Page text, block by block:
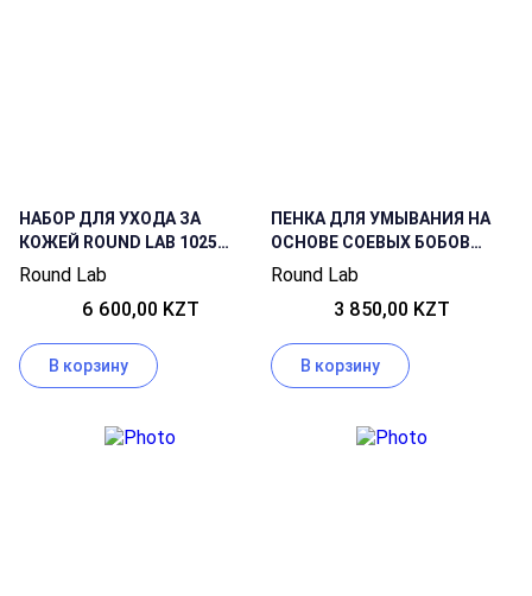
НАБОР ДЛЯ УХОДА ЗА
КОЖЕЙ ROUND LAB 1025
DOKDO ON THE GO KIT
ОЧИЩАЮЩЕЕ СРЕДСТВО)
Round Lab
6 600,00 KZT
В корзину
ПЕНКА ДЛЯ УМЫВАНИЯ НА
ОСНОВЕ СОЕВЫХ БОБОВ
ROUND LAB SOYBEAN
Round Lab
3 850,00 KZT
В корзину